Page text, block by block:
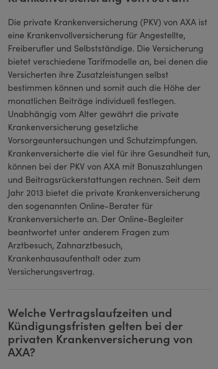
Die private Krankenversicherung (PKV) von AXA ist
eine Krankenvollversicherung für Angestellte,
Freiberufler und Selbstständige. Die Versicherung
bietet verschiedene Tarifmodelle an, bei denen die
Versicherten ihre Zusatzleistungen selbst
bestimmen können und somit auch die Höhe der
monatlichen Beiträge individuell festlegen.
Unabhängig vom Alter gewährt die private
Krankenversicherung gesetzliche
Vorsorgeuntersuchungen und Schutzimpfungen.
Krankenversicherte die viel für ihre Gesundheit tun,
können bei der PKV von AXA mit Bonuszahlungen
und Beitragsrückerstattungen rechnen. Seit dem
Jahr 2013 bietet die private Krankenversicherung
den sogenannten Online-Berater für
Krankenversicherte an. Der Online-Begleiter
beantwortet unter anderem Fragen zum
Arztbesuch, Zahnarztbesuch,
Krankenhausaufenthalt oder zum
Versicherungsvertrag.
Welche Vertragslaufzeiten und
Kündigungsfristen gelten bei der
privaten Krankenversicherung von
AXA?